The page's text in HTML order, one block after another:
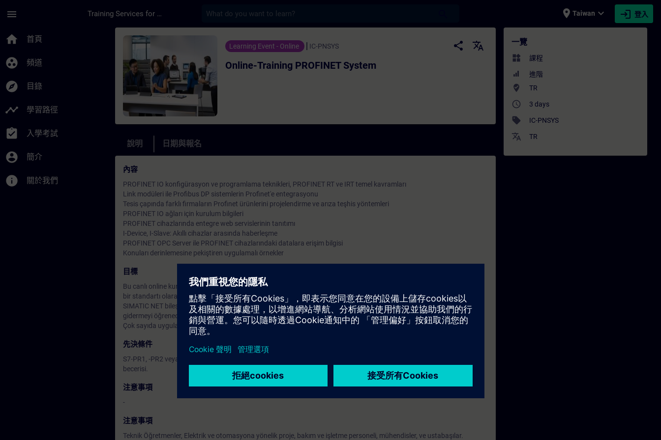
menu Training Services for Digital Industries place Taiwan expand_more login 登入
home 首頁
group_work 頻道
explore 目錄
timeline 學習路徑
assignment_turned_in 入學考試
account_circle 簡介
info 關於我們
課程 - Online-Training PROFINET System - 培訓 - 培訓 - 專業發展 | SITRAIN
Learning Event - Online IC-PNSYS share
translate
Online-Training PROFINET System
說明 日期與報名
內容
PROFINET IO konfigürasyon ve programlama teknikleri, PROFINET RT ve IRT temel kavramları
Link modüleri ile Profibus DP sistemlerin Profinet'e entegrasyonu
Tesis çapında farklı firmaların Profinet ürünlerini projelendirme ve arıza teşhis yöntemleri
PROFINET IO ağları için kurulum bilgileri
PROFINET cihazlarında entegre web servislerinin tanıtımı
I-Device, I-Slave: Akıllı cihazlar arasında haberleşme
PROFINET OPC Server ile PROFINET cihazlarındaki datalara erişim bilgisi
Konuları derinlemesine pekiştiren uygulamalı örnekler
目標
Bu canlı online kursta PROFIBUS Uluslararası’nın ( PI ) bir üyesi olan Siemens’den, otomasyon için endüstriyel ethernetin
bir standartı olaran geleceğe yönelik PROFINET hakkında bilgiler edinin.
SIMATIC NET bileşenlerini kullanarak, PROFINET ağını parametrelendirmeyi, devreye almayı ve hızlı ve etkili biçimde arıza
gidermeyi öğreneceksiniz .
Çok sayıda uygulamalı egzersizler ile edindiğiniz kuramsal bilgileri pekiştireceksiniz
先決條件
S7-PR1, -PR2 veya SYS1 ve SYS2 kurslarındaki konularında SIMATIC S7 bilgisi, Windows tabanlı bilgisayar kullanabilme
becerisi.
注意事項
-
注意事項
Teknik Öğretmenler, Elektrik ve otomasyona yönelik proje, bakım ve işletme personeli, mühendisler, ve ustabaşılar.
一覽
widgets 課程
進階
where_to_vote TR
access_time 3 days
sell IC-PNSYS
translate TR